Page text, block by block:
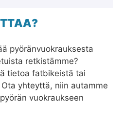
pyöränvuokrauksesta
retkistämme?
tietoa fatbikeistä tai
yhteyttä, niin autamme
vuokraukseen